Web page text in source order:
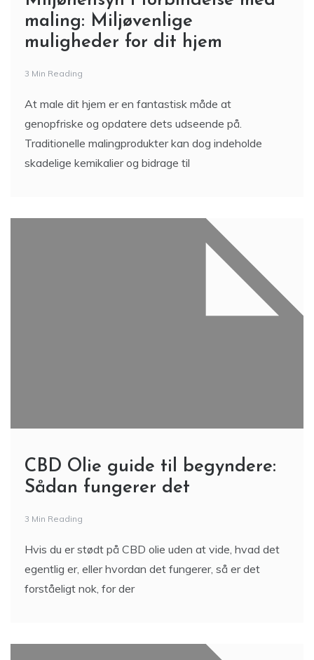
maling: Miljøvenlige
muligheder for dit hjem
3 Min Reading
At male dit hjem er en fantastisk måde at
genopfriske og opdatere dets udseende på.
Traditionelle malingprodukter kan dog indeholde
skadelige kemikalier og bidrage til
CBD Olie guide til begyndere:
Sådan fungerer det
3 Min Reading
Hvis du er stødt på CBD olie uden at vide, hvad det
egentlig er, eller hvordan det fungerer, så er det
forståeligt nok, for der